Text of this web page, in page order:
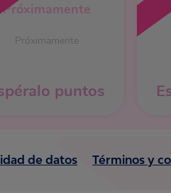
Próximamente
Próximamente
puntos
de datos Términos y